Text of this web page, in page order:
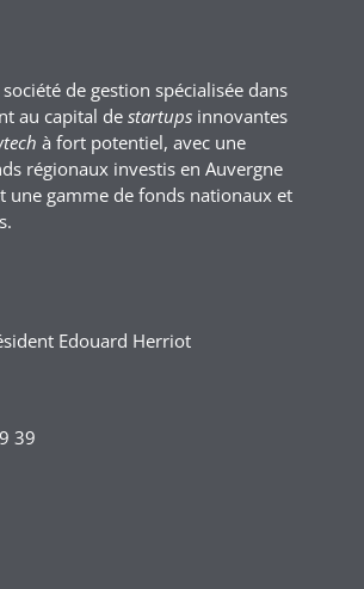
de gestion spécialisée dans
au capital de startupsinnovantes
à fort potentiel, avec une
régionaux investis en Auvergne
une gamme de fonds nationaux et
Edouard Herriot
39